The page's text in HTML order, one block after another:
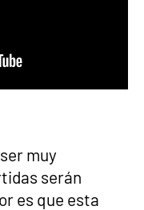
muy
serán
es que esta